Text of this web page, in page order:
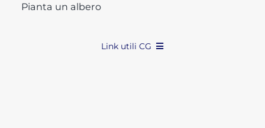
Pianta un albero
Link utili CG